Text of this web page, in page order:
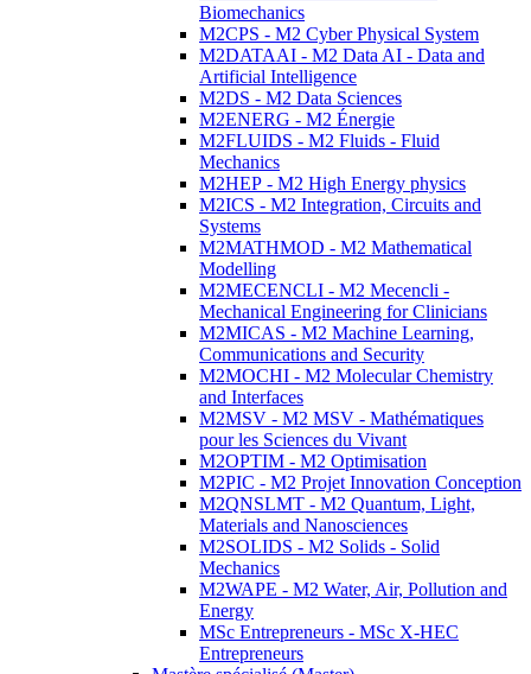
Biomechanics
M2CPS - M2 Cyber Physical System
M2DATAAI - M2 Data AI - Data and
Artificial Intelligence
M2DS - M2 Data Sciences
M2ENERG - M2 Énergie
M2FLUIDS - M2 Fluids - Fluid
Mechanics
M2HEP - M2 High Energy physics
M2ICS - M2 Integration, Circuits and
Systems
M2MATHMOD - M2 Mathematical
Modelling
M2MECENCLI - M2 Mecencli -
Mechanical Engineering for Clinicians
M2MICAS - M2 Machine Learning,
Communications and Security
M2MOCHI - M2 Molecular Chemistry
and Interfaces
M2MSV - M2 MSV - Mathématiques
pour les Sciences du Vivant
M2OPTIM - M2 Optimisation
M2PIC - M2 Projet Innovation Conception
M2QNSLMT - M2 Quantum, Light,
Materials and Nanosciences
M2SOLIDS - M2 Solids - Solid
Mechanics
M2WAPE - M2 Water, Air, Pollution and
Energy
MSc Entrepreneurs - MSc X-HEC
Entrepreneurs